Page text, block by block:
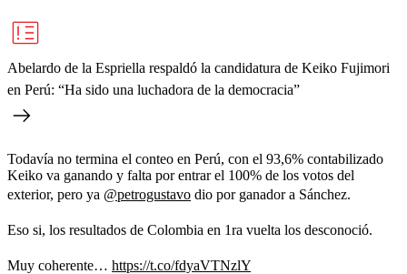
Abelardo de la Espriella respaldó la candidatura de Keiko Fujimori
en Perú: “Ha sido una luchadora de la democracia”
Todavía no termina el conteo en Perú, con el 93,6% contabilizado
Keiko va ganando y falta por entrar el 100% de los votos del
exterior, pero ya @petrogustavo dio por ganador a Sánchez.
Eso si, los resultados de Colombia en 1ra vuelta los desconoció.
Muy coherente… https://t.co/fdyaVTNzlY